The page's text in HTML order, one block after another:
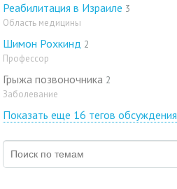
Реабилитация в Израиле 3
Область медицины
Шимон Рохкинд 2
Профессор
Грыжа позвоночника 2
Заболевание
Показать еще 16 тегов обсуждения